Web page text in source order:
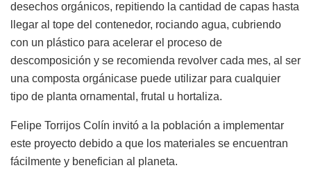
desechos orgánicos, repitiendo la cantidad de capas hasta
llegar al tope del contenedor, rociando agua, cubriendo
con un plástico para acelerar el proceso de
descomposición y se recomienda revolver cada mes, al ser
una composta orgánicase puede utilizar para cualquier
tipo de planta ornamental, frutal u hortaliza.
Felipe Torrijos Colín invitó a la población a implementar
este proyecto debido a que los materiales se encuentran
fácilmente y benefician al planeta.